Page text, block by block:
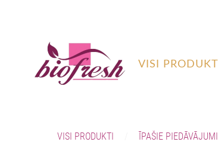
VISI
VISI PRODUKTI ĪPAŠIE PIEDĀVĀJUMI